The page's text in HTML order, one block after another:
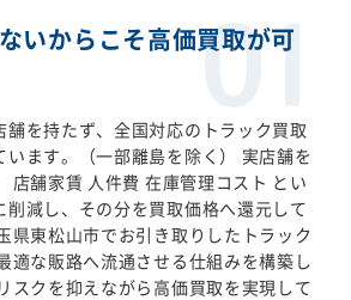
いからこそ高価買取が可
舗を持たず、全国対応のトラック買取
います。（一部離島を除く） 実店舗を
店舗家賃 人件費 在庫管理コスト とい
削減し、その分を買取価格へ還元して
県東松山市でお引き取りしたトラック
適な販路へ流通させる仕組みを構築し
スクを抑えながら高価買取を実現して